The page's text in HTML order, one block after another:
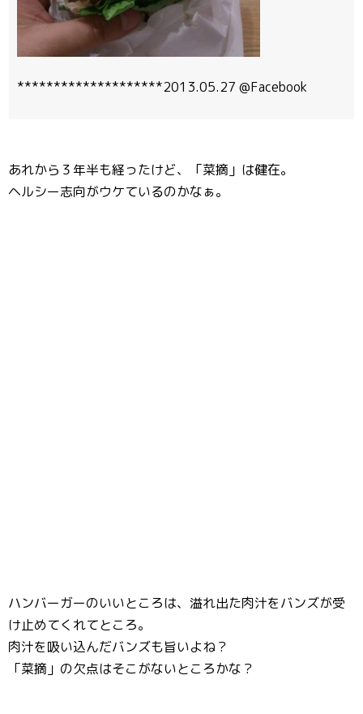
********************2013.05.27 @Facebook
あれから３年半も経ったけど、「菜摘」は健在。
ヘルシー志向がウケているのかなぁ。
ハンバーガーのいいところは、溢れ出た肉汁をバンズが受
け止めてくれてところ。
肉汁を吸い込んだバンズも旨いよね？
「菜摘」の欠点はそこがないところかな？